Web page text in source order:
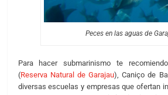
Peces en las aguas de
Para hacer submarinismo te
(Reserva Natural de Garajau), Caniço de
diversas escuelas y empresas que ofertan